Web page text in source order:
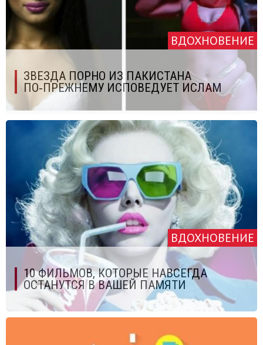
ВДОХНОВЕНИЕ
ЗВЕЗДА ПОРНО ИЗ ПАКИСТАНА
ПО‑ПРЕЖНЕМУ ИСПОВЕДУЕТ ИСЛАМ
ВДОХНОВЕНИЕ
10 ФИЛЬМОВ, КОТОРЫЕ НАВСЕГДА
ОСТАНУТСЯ В ВАШЕЙ ПАМЯТИ